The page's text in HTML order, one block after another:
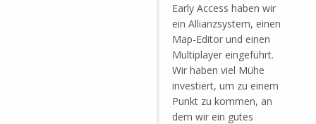
Early Access haben wir
ein Allianzsystem, einen
Map-Editor und einen
Multiplayer eingeführt.
Wir haben viel Mühe
investiert, um zu einem
Punkt zu kommen, an
dem wir ein gutes